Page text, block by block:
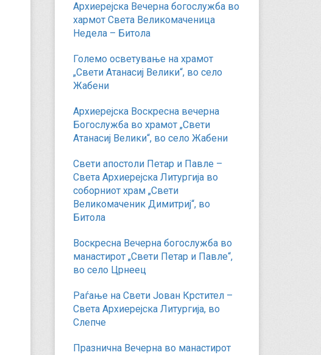
Архиерејска Вечерна богослужба во
хармот Света Великомаченица
Недела – Битола
Големо осветување на храмот
„Свети Атанасиј Велики“, во село
Жабени
Архиерејска Воскресна вечерна
Богослужба во храмот „Свети
Атанасиј Велики“, во село Жабени
Свети апостоли Петар и Павле –
Света Архиерејска Литургија во
соборниот храм „Свети
Великомаченик Димитриј“, во
Битола
Воскресна Вечерна богослужба во
манастирот „Свети Петар и Павле“,
во село Црнеец
Раѓање на Свети Јован Крстител –
Света Архиерејска Литургија, во
Слепче
Празнична Вечерна во манастирот